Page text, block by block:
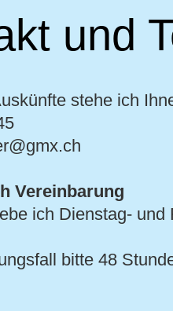
und
stehe ich
Vereinbarung
ich Dienstag-
bitte 48